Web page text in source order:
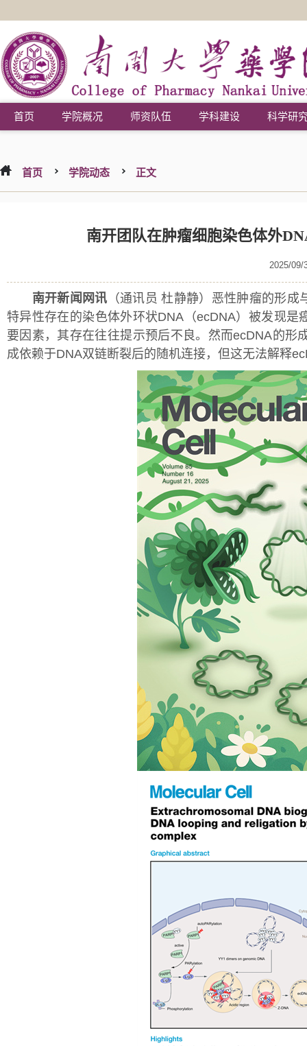
首页 学院概况 师资队伍 学科建设 科学研
首页 学院动态 正文
南开团队在肿瘤细胞染色体外
2025/09/
南开新闻网讯 （通讯员 杜静静）恶性肿瘤的形
特异性存在的染色体外环状DNA（ecDNA）被发现
要因素，其存在往往提示预后不良。然而ecDNA的形
成依赖于DNA双链断裂后的随机连接，但这无法解释